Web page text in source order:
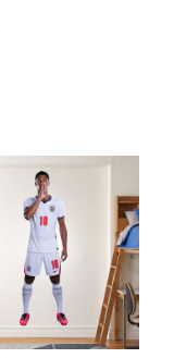
Klikni za detalje